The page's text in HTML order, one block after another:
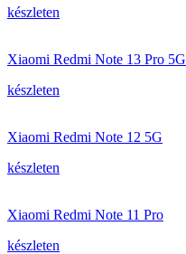
készleten
Xiaomi Redmi Note 13 Pro 5G
készleten
Xiaomi Redmi Note 12 5G
készleten
Xiaomi Redmi Note 11 Pro
készleten